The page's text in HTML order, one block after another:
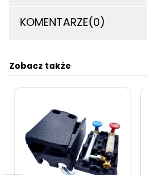
KOMENTARZE(0)
Zobacz także